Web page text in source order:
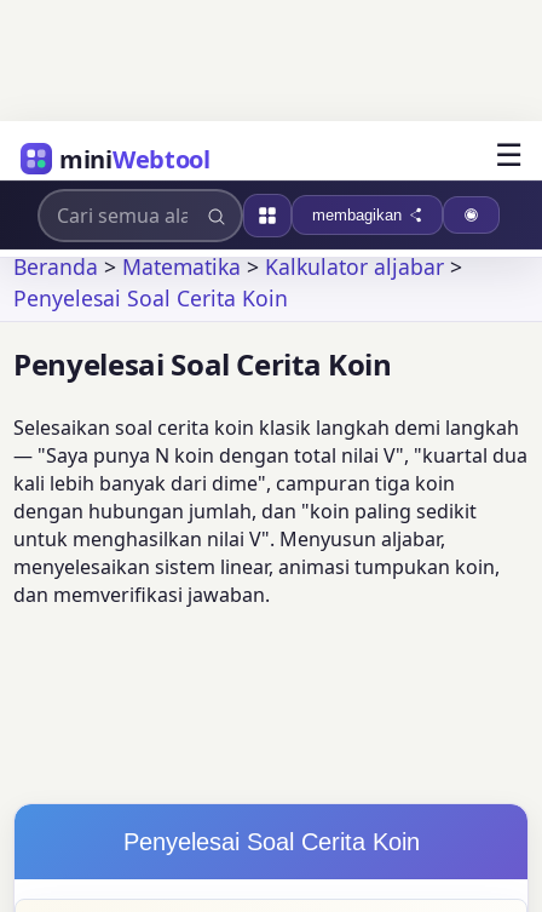
miniWebtool ☰
membagikan
Beranda>Matematika>Kalkulator aljabar>
Penyelesai Soal Cerita Koin
Penyelesai Soal Cerita Koin
Selesaikan soal cerita koin klasik langkah demi langkah
— "Saya punya N koin dengan total nilai V", "kuartal dua
kali lebih banyak dari dime", campuran tiga koin
dengan hubungan jumlah, dan "koin paling sedikit
untuk menghasilkan nilai V". Menyusun aljabar,
menyelesaikan sistem linear, animasi tumpukan koin,
dan memverifikasi jawaban.
Penyelesai Soal Cerita Koin